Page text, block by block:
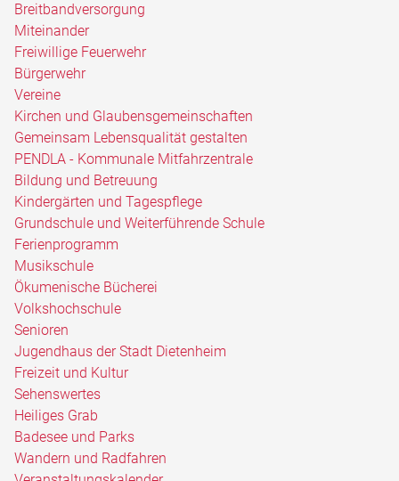
Breitbandversorgung
Miteinander
Freiwillige Feuerwehr
Bürgerwehr
Vereine
Kirchen und Glaubensgemeinschaften
Gemeinsam Lebensqualität gestalten
PENDLA - Kommunale Mitfahrzentrale
Bildung und Betreuung
Kindergärten und Tagespflege
Grundschule und Weiterführende Schule
Ferienprogramm
Musikschule
Ökumenische Bücherei
Volkshochschule
Senioren
Jugendhaus der Stadt Dietenheim
Freizeit und Kultur
Sehenswertes
Heiliges Grab
Badesee und Parks
Wandern und Radfahren